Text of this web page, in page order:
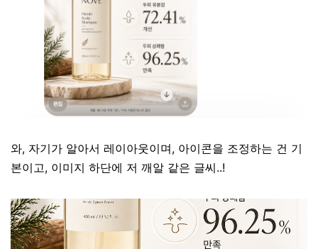
와, 자기가 알아서 레이아웃이며, 아이콘을 조정하는 건 기
본이고, 이미지 하단에 저 깨알 같은 글씨..!